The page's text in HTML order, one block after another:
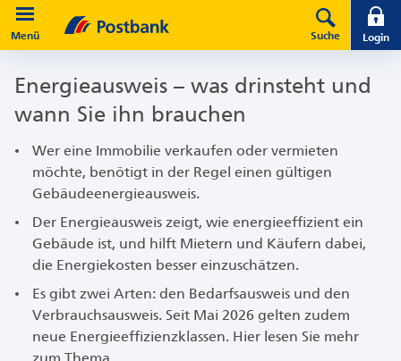
Direkt zur Hauptnavigation (Enter drücken)
Direkt zur Suche (Enter drücken)
Menü Suche Login
Energie­ausweis – was drin­steht und
wann Sie ihn brauchen
Wer eine Immobilie verkaufen oder vermieten
möchte, benötigt in der Regel einen gültigen
Gebäudeenergieausweis.
Der Energieausweis zeigt, wie energieeffizient ein
Gebäude ist, und hilft Mietern und Käufern dabei,
die Energiekosten besser einzuschätzen.
Es gibt zwei Arten: den Bedarfsausweis und den
Verbrauchsausweis. Seit Mai 2026 gelten zudem
neue Energieeffizienzklassen. Hier lesen Sie mehr